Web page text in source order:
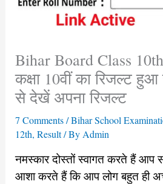
Bihar Board Class
कक्षा 10वीं का रिजल्ट
से देखें अपना रिजल्ट
7 Comments /Bihar School
12th, Result/ By Admin
नमस्कार दोस्तों स्वागत करते हैं आप
आशा करते हैं कि आप लोग बहुत ही